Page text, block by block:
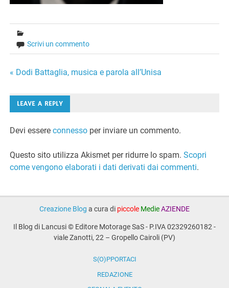
Scrivi un commento
Navigazione
articoli
« Dodi Battaglia, musica e parola all’Unisa
LEAVE A REPLY
Devi essereconnesso per inviare un commento.
Questo sito utilizza Akismet per ridurre lo spam.Scopri
come vengono elaborati i dati derivati dai commenti.
Creazione Blog a cura di piccole MedieAZIENDE
Il Blog di Lancusi © Editore Motorage SaS - P.IVA 02329260182 -
viale Zanotti, 22 – Gropello Cairoli (PV)
S(O)PPORTACI
REDAZIONE